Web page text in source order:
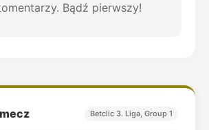
Bądź pierwszy!
Betclic 3. Liga, Group 1